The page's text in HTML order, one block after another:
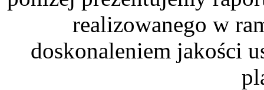
realizowanego w
doskonaleniem jakości